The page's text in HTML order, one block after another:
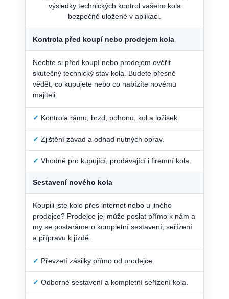
výsledky technických kontrol vašeho kola
bezpečně uložené v aplikaci.
Kontrola před koupí nebo prodejem kola
Nechte si před koupí nebo prodejem ověřit
skutečný technický stav kola. Budete přesně
vědět, co kupujete nebo co nabízíte novému
majiteli.
✓ Kontrola rámu, brzd, pohonu, kol a ložisek.
✓ Zjištění závad a odhad nutných oprav.
✓ Vhodné pro kupující, prodávající i firemní kola.
Sestavení nového kola
Koupili jste kolo přes internet nebo u jiného
prodejce? Prodejce jej může poslat přímo k nám a
my se postaráme o kompletní sestavení, seřízení
a přípravu k jízdě.
✓ Převzetí zásilky přímo od prodejce.
✓ Odborné sestavení a kompletní seřízení kola.